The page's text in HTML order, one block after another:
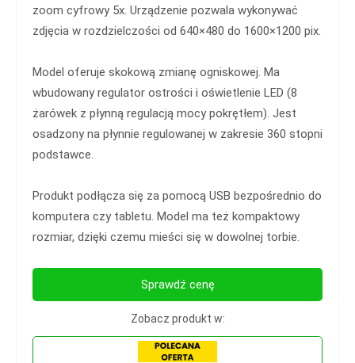
zoom cyfrowy 5x. Urządzenie pozwala wykonywać
zdjęcia w rozdzielczości od 640×480 do 1600×1200 pix.
Model oferuje skokową zmianę ogniskowej. Ma
wbudowany regulator ostrości i oświetlenie LED (8
żarówek z płynną regulacją mocy pokrętłem). Jest
osadzony na płynnie regulowanej w zakresie 360 stopni
podstawce.
Produkt podłącza się za pomocą USB bezpośrednio do
komputera czy tabletu. Model ma też kompaktowy
rozmiar, dzięki czemu mieści się w dowolnej torbie.
Sprawdź cenę
Zobacz produkt w: